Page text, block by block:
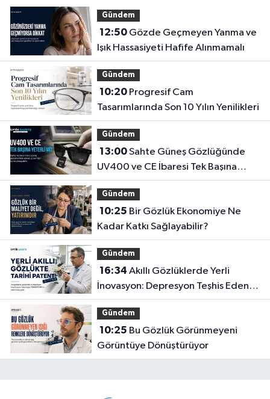
Gündem
12:50Gözde Geçmeyen Yanma ve
Işık Hassasiyeti Hafife Alınmamalı
Gündem
10:20Progresif Cam
Tasarımlarında Son 10 Yılın Yenilikleri
Gündem
13:00Sahte Güneş Gözlüğünde
UV400 ve CE İbaresi Tek Başına
Yeterli mi?
Gündem
10:25
Kadar Katkı Sağlayabilir?
Gündem
16:34
İnovasyon: Depresyon Teşhis Eden
Gözlüğe Türkpatent Onayı
Gündem
10:25
Görüntüye Dönüştürüyor